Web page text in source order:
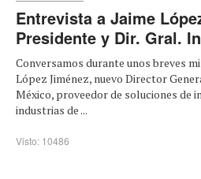
Entrevista a Jaime
Presidente y Dir. Gral.
Conversamos durante unos breves
López Jiménez, nuevo Director
México, proveedor de soluciones de
industrias de ...
Visto: 10486